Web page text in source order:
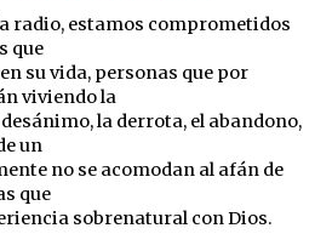
radio, estamos comprometidos
que
su vida, personas que por
viviendo la
la derrota, el abandono,
un
no se acomodan al afán de
que
sobrenatural con Dios.